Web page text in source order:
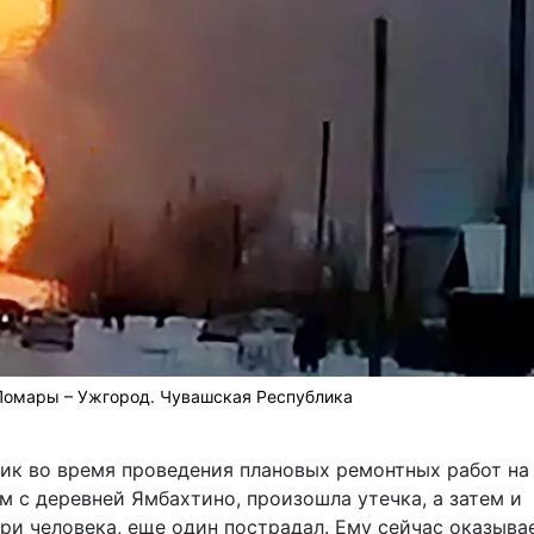
– Ужгород. Чувашская Республика
во время проведения плановых ремонтных работ на
с деревней Ямбахтино, произошла утечка, а затем и
человека, еще один пострадал. Ему сейчас